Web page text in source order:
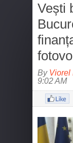
Vești
By Viorel
9:02 AM